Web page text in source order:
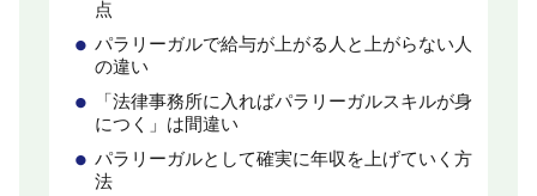
点
パラリーガルで給与が上がる人と上がらない人
の違い
「法律事務所に入ればパラリーガルスキルが身
につく」は間違い
パラリーガルとして確実に年収を上げていく方
法